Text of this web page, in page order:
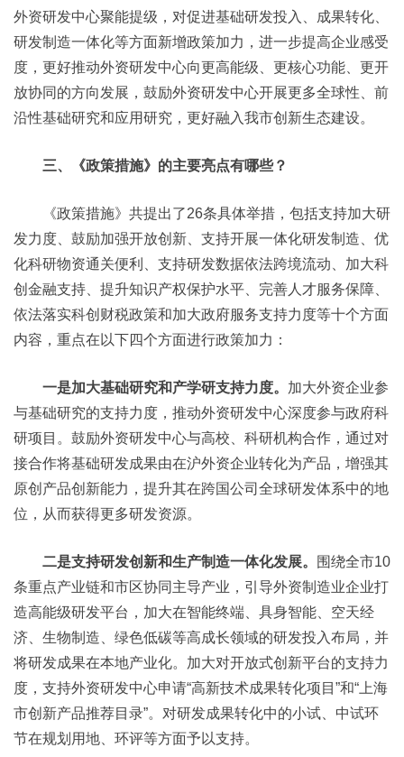
外资研发中心聚能提级，对促进基础研发投入、成果转化、
研发制造一体化等方面新增政策加力，进一步提高企业感受
度，更好推动外资研发中心向更高能级、更核心功能、更开
放协同的方向发展，鼓励外资研发中心开展更多全球性、前
沿性基础研究和应用研究，更好融入我市创新生态建设。
三、《政策措施》的主要亮点有哪些？
《政策措施》共提出了26条具体举措，包括支持加大研
发力度、鼓励加强开放创新、支持开展一体化研发制造、优
化科研物资通关便利、支持研发数据依法跨境流动、加大科
创金融支持、提升知识产权保护水平、完善人才服务保障、
依法落实科创财税政策和加大政府服务支持力度等十个方面
内容，重点在以下四个方面进行政策加力：
一是加大基础研究和产学研支持力度。 加大外资企业参
与基础研究的支持力度，推动外资研发中心深度参与政府科
研项目。鼓励外资研发中心与高校、科研机构合作，通过对
接合作将基础研发成果由在沪外资企业转化为产品，增强其
原创产品创新能力，提升其在跨国公司全球研发体系中的地
位，从而获得更多研发资源。
二是支持研发创新和生产制造一体化发展。
围绕全市10
条重点产业链和市区协同主导产业，引导外资制造业企业打
造高能级研发平台，加大在智能终端、具身智能、空天经
济、生物制造、绿色低碳等高成长领域的研发投入布局，并
将研发成果在本地产业化。加大对开放式创新平台的支持力
度，支持外资研发中心申请“高新技术成果转化项目”和“上海
市创新产品推荐目录”。对研发成果转化中的小试、中试环
节在规划用地、环评等方面予以支持。